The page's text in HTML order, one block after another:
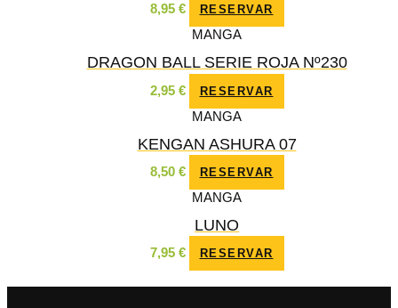
8,95 € RESERVAR
MANGA
DRAGON BALL SERIE ROJA Nº230
2,95 € RESERVAR
MANGA
KENGAN ASHURA 07
8,50 € RESERVAR
MANGA
LUNO
7,95 € RESERVAR